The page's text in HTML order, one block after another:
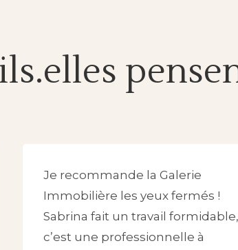
Je recommande la Galerie
Immobilière les yeux fermés !
Sabrina fait un travail formidable,
c’est une professionnelle à